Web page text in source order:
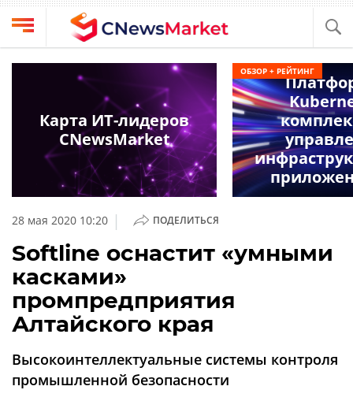
Выбрать
провайдера
Компании
обзоры
кабинет
О
проекте
CNews
Аналитика
Конференции
CNews
Конференции
Техника
28 мая 2020 10:20 | ПОДЕЛИТЬСЯ
Softline оснастит «умными
касками»
промпредприятия
Алтайского края
Высокоинтеллектуальные системы контроля
промышленной безопасности
Карта ИТ-лидеров
CNewsMarket
ОБЗОР + РЕЙТИНГ